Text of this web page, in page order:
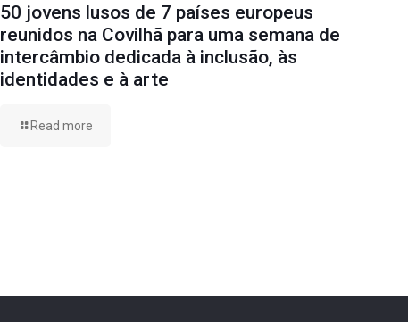
50 jovens lusos de 7 países europeus
reunidos na Covilhã para uma semana de
intercâmbio dedicada à inclusão, às
identidades e à arte
Read more